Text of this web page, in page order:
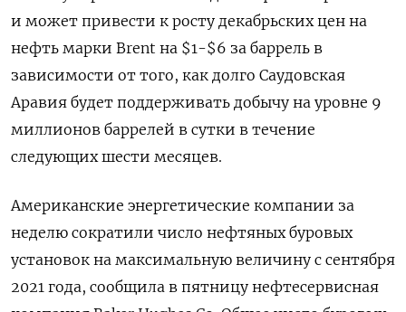
и может привести к росту декабрьских цен на
нефть марки Brent на $1-$6 за баррель в
зависимости от того, как долго Саудовская
Аравия будет поддерживать добычу на уровне 9
миллионов баррелей в сутки в течение
следующих шести месяцев.
Американские энергетические компании за
неделю сократили число нефтяных буровых
установок на максимальную величину с сентября
2021 года, сообщила в пятницу нефтесервисная